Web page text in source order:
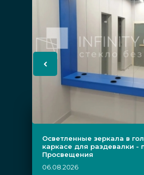
Осветленные зеркала в
каркасе для раздевалки -
Просвещения
06.08.2026